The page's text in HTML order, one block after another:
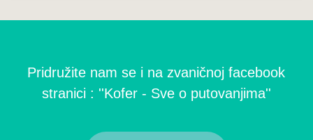
Pridružite nam se i na zvaničnoj facebook
stranici : ''Kofer - Sve o putovanjima''